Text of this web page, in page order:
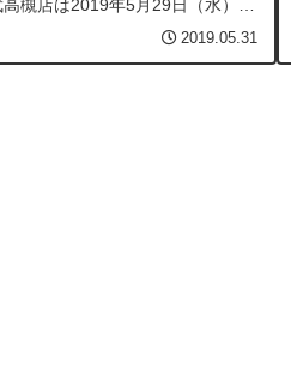
槻店は2019年5月29日（水）〜
という。西武・そごう、2019年
2019.05.31